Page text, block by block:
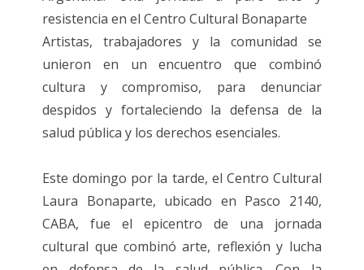
resistencia en el Centro Cultural Bonaparte
Artistas, trabajadores y la comunidad se
unieron en un encuentro que combinó
cultura y compromiso, para denunciar
despidos y fortaleciendo la defensa de la
salud pública y los derechos esenciales.
Este domingo por la tarde, el Centro Cultural
Laura Bonaparte, ubicado en Pasco 2140,
CABA, fue el epicentro de una jornada
cultural que combinó arte, reflexión y lucha